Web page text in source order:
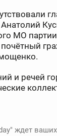
МО
и речей
ждет